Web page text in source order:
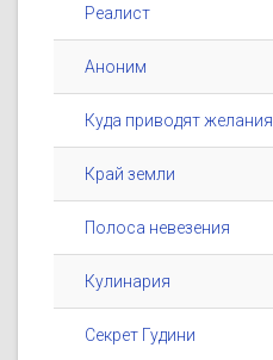
Реалист
Аноним
Куда приводят желания
Край земли
Полоса невезения
Кулинария
Секрет Гудини